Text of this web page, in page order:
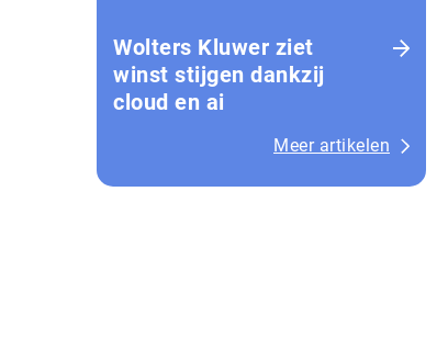
Wolters Kluwer ziet
winst stijgen dankzij
cloud en ai
Meer artikelen